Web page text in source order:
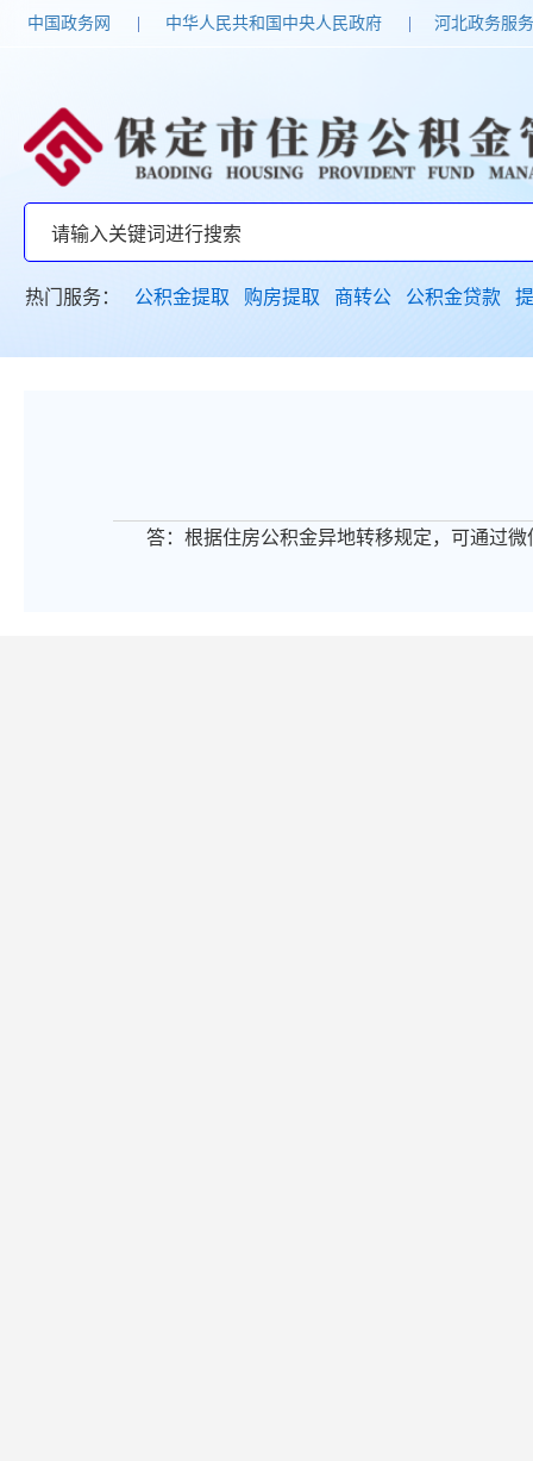
中国政务网 中华人民共和国中央人民政府 河北政务服
热门服务： 公积金提取 购房提取 商转公 公积金贷款
答： 根据住房公积金异地转移规定，可通过